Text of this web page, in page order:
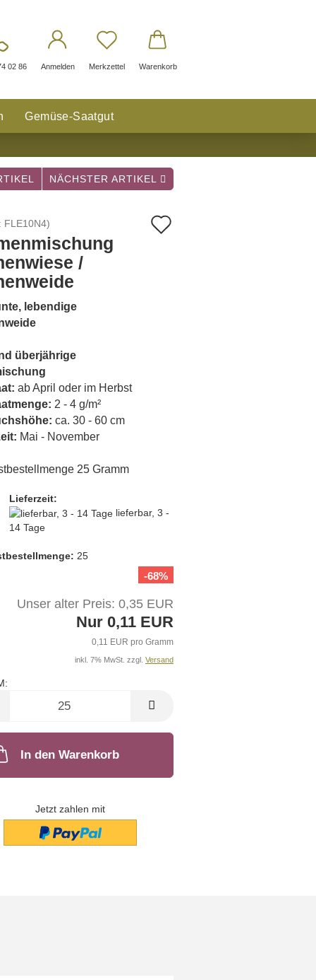
02 86 Anmelden Merkzettel Warenkorb
Gemüse-Saatgut
NÄCHSTER ARTIKEL
FLE10N4)
/
lebendige
überjährige
ab April oder im Herbst
2 - 4 g/m²
ca. 30 - 60 cm
Mai - November
25 Gramm
Lieferzeit:
lieferbar, 3 -
14 Tage
25
-68%
Unser alter Preis: 0,35 EUR
Nur 0,11 EUR
0,11 EUR pro Gramm
inkl. 7% MwSt. zzgl. Versand
In den Warenkorb
Jetzt zahlen mit